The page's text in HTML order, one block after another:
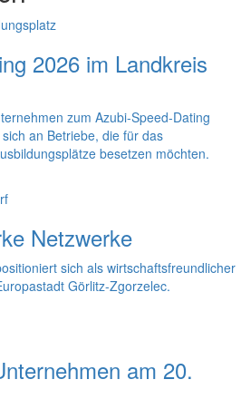
2026 im Landkreis
zum Azubi-Speed-Dating
an Betriebe, die für das
besetzen möchten.
Netzwerke
sich als wirtschaftsfreundlicher
Görlitz-Zgorzelec.
am 20.